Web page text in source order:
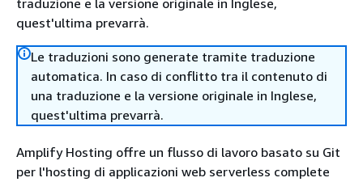
traduzione e la versione originale in Inglese,
quest'ultima prevarrà.
Le traduzioni sono generate tramite traduzione
automatica. In caso di conflitto tra il contenuto di
una traduzione e la versione originale in Inglese,
quest'ultima prevarrà.
Amplify Hosting offre un flusso di lavoro basato su Git
per l'hosting di applicazioni web serverless complete